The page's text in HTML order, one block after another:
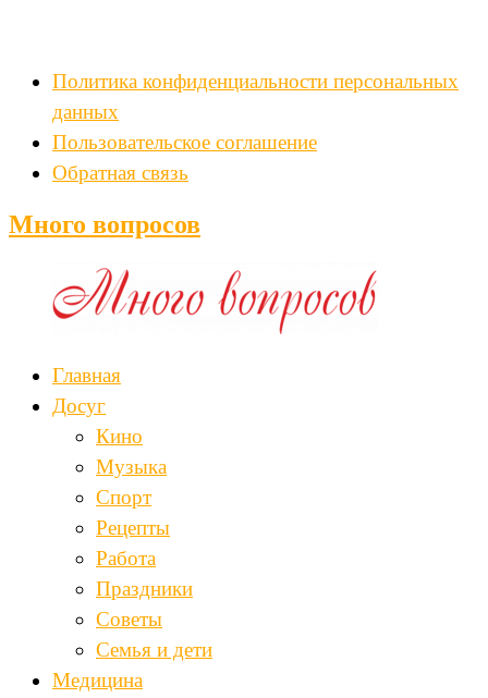
Политика конфиденциальности персональных
данных
Пользовательское соглашение
Обратная связь
Много вопросов
Главная
Досуг
Кино
Музыка
Спорт
Рецепты
Работа
Праздники
Советы
Семья и дети
Медицина